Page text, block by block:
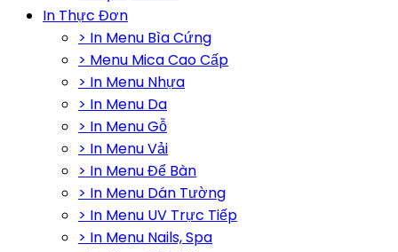
In Thực Đơn
> In Menu Bìa Cứng
> Menu Mica Cao Cấp
> In Menu Nhựa
> In Menu Da
> In Menu Gỗ
> In Menu Vải
> In Menu Để Bàn
> In Menu Dán Tường
> In Menu UV Trực Tiếp
> In Menu Nails, Spa